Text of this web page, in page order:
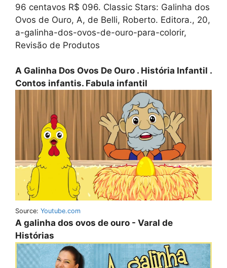
96 centavos R$ 096. Classic Stars: Galinha dos
Ovos de Ouro, A, de Belli, Roberto. Editora., 20,
a-galinha-dos-ovos-de-ouro-para-colorir,
Revisão de Produtos
A Galinha Dos Ovos De Ouro . História Infantil .
Contos infantis. Fabula infantil
Source: Youtube.com
A galinha dos ovos de ouro - Varal de
Histórias